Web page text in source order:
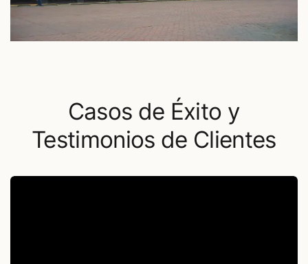
Casos de Éxito y
Testimonios de Clientes